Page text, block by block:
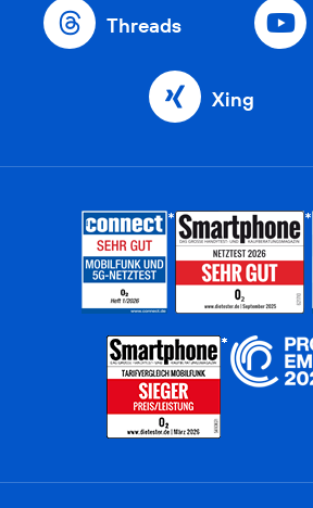
Threads
Xing